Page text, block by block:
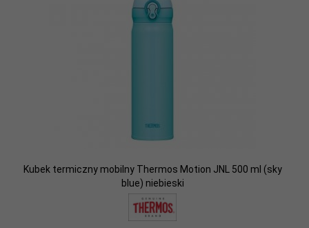
Kubek termiczny mobilny Thermos Motion JNL 500 ml (sky
blue) niebieski